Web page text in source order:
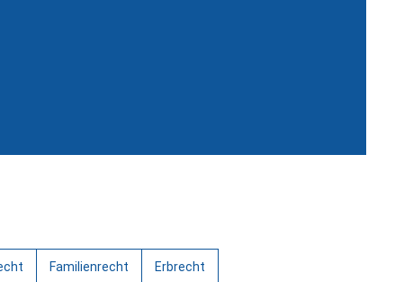
Familienrecht Erbrecht